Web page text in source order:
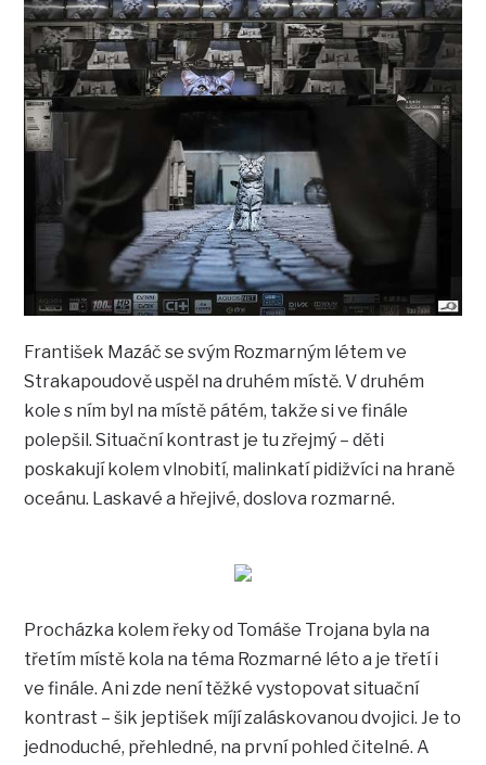
František Mazáč se svým Rozmarným létem ve
Strakapoudově uspěl na druhém místě. V druhém
kole s ním byl na místě pátém, takže si ve finále
polepšil. Situační kontrast je tu zřejmý – děti
poskakují kolem vlnobití, malinkatí pidižvíci na hraně
oceánu. Laskavé a hřejivé, doslova rozmarné.
Procházka kolem řeky od Tomáše Trojana byla na
třetím místě kola na téma Rozmarné léto a je třetí i
ve finále. Ani zde není těžké vystopovat situační
kontrast – šik jeptišek míjí zaláskovanou dvojici. Je to
jednoduché, přehledné, na první pohled čitelné. A